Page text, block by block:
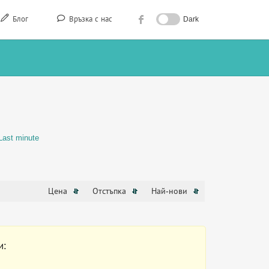
Блог Връзка с нас Dark
minute
Цена Отстъпка Най-нови